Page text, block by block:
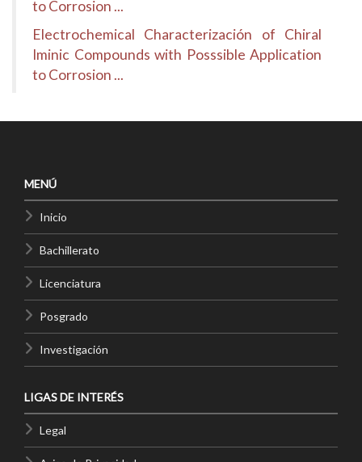
to Corrosion ...
Electrochemical Characterización of Chiral
Iminic Compounds with Posssible Application
to Corrosion ...
MENÚ
Inicio
Bachillerato
Licenciatura
Posgrado
Investigación
LIGAS DE INTERÉS
Legal